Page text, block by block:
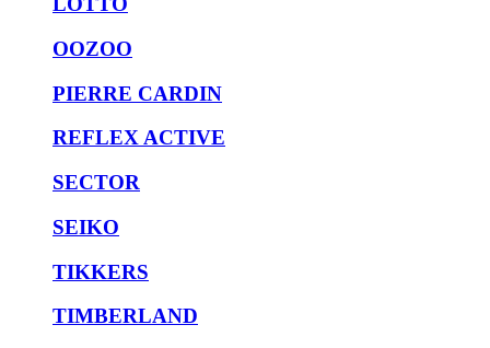
OOZOO
PIERRE CARDIN
REFLEX ACTIVE
SECTOR
SEIKO
TIKKERS
TIMBERLAND